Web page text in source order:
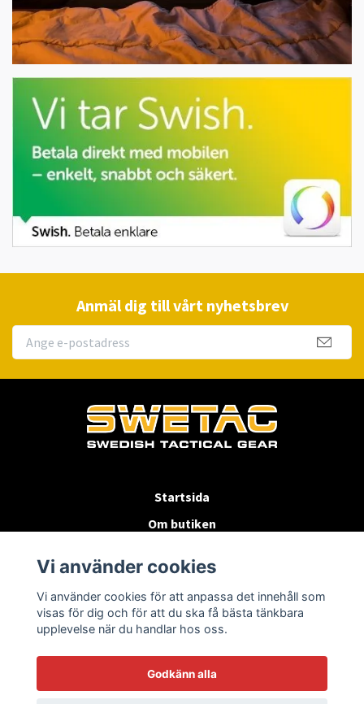
Anmäl dig till vårt nyhetsbrev
Startsida
Om butiken
Byten & Returer
Kontakta oss
Vi använder cookies
Vi använder cookies för att anpassa det innehåll som
visas för dig och för att du ska få bästa tänkbara
upplevelse när du handlar hos oss.
Godkänn alla